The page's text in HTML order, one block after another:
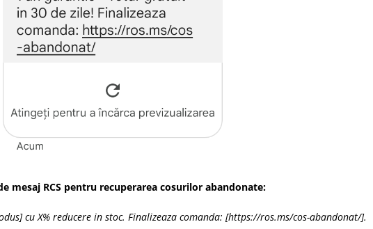
mesaj RCS pentru recuperarea cosurilor abandonate:
cu X% reducere in stoc. Finalizeaza comanda: [https://ros.ms/cos-abandonat/].